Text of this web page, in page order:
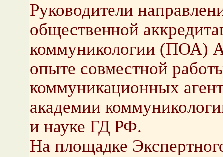
Руководители
общественной
коммуникологии (ПОА)
опыте совместной
коммуникационных
академии
и науке ГД РФ.
На площадке